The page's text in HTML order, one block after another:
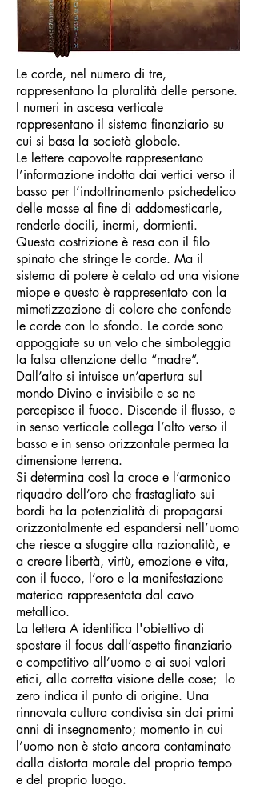
Le corde, nel numero di tre,
rappresentano la pluralità delle persone.
I numeri in ascesa verticale
rappresentano il sistema finanziario su
cui si basa la società globale.
Le lettere capovolte rappresentano
l’informazione indotta dai vertici verso il
basso per l’indottrinamento psichedelico
delle masse al fine di addomesticarle,
renderle docili, inermi, dormienti.
Questa costrizione è resa con il filo
spinato che stringe le corde. Ma il
sistema di potere è celato ad una visione
miope e questo è rappresentato con la
mimetizzazione di colore che confonde
le corde con lo sfondo. Le corde sono
appoggiate su un velo che simboleggia
la falsa attenzione della “madre”.
Dall’alto si intuisce un’apertura sul
mondo Divino e invisibile e se ne
percepisce il fuoco. Discende il flusso, e
in senso verticale collega l’alto verso il
basso e in senso orizzontale permea la
dimensione terrena.
Si determina così la croce e l’armonico
riquadro dell’oro che frastagliato sui
bordi ha la potenzialità di propagarsi
orizzontalmente ed espandersi nell’uomo
che riesce a sfuggire alla razionalità, e
a creare libertà, virtù, emozione e vita,
con il fuoco, l’oro e la manifestazione
materica rappresentata dal cavo
metallico.
La lettera A identifica l'obiettivo di
spostare il focus dall’aspetto finanziario
e competitivo all’uomo e ai suoi valori
etici, alla corretta visione delle cose; lo
zero indica il punto di origine. Una
rinnovata cultura condivisa sin dai primi
anni di insegnamento; momento in cui
l’uomo non è stato ancora contaminato
dalla distorta morale del proprio tempo
e del proprio luogo.